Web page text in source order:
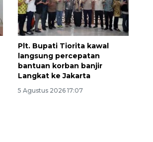
Plt. Bupati Tiorita kawal
langsung percepatan
bantuan korban banjir
Langkat ke Jakarta
5 Agustus 2026 17:07